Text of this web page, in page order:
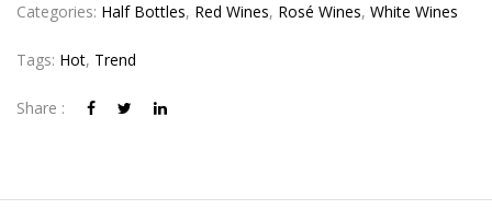
Categories: Half Bottles, Red Wines, Rosé Wines, White Wines
Tags: Hot, Trend
Share :